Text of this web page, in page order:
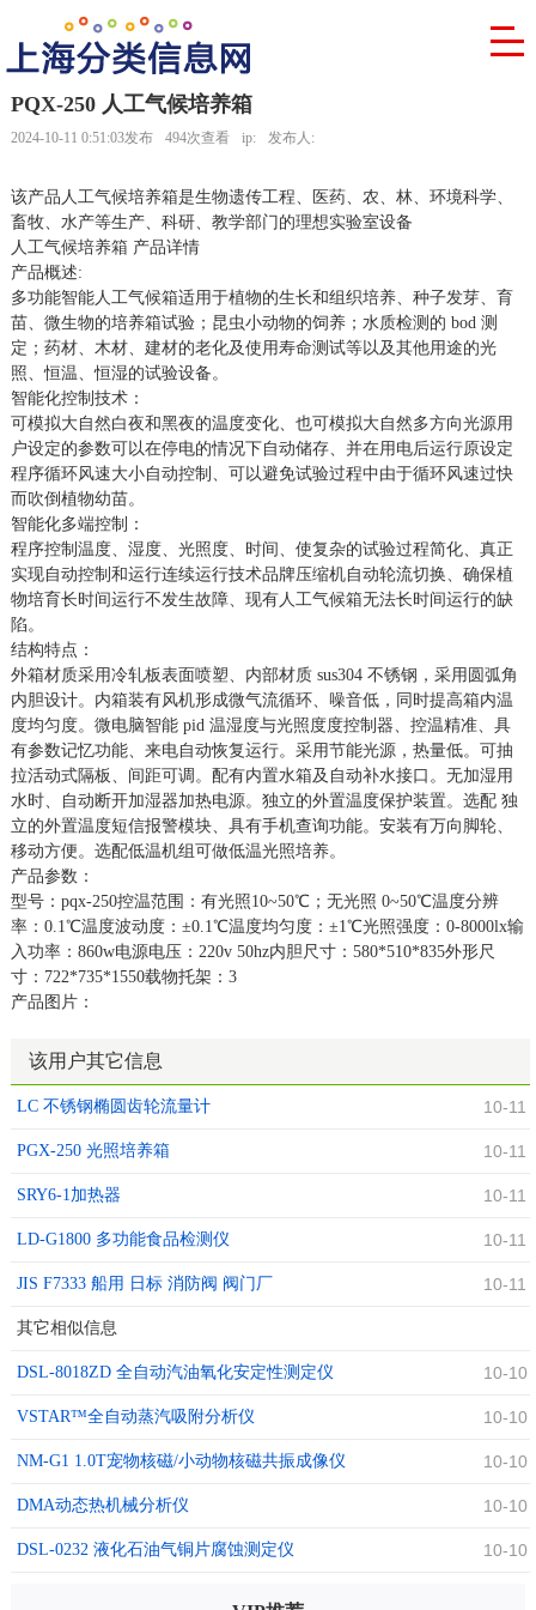
PQX-250 人工气候培养箱
2024-10-11 0:51:03发布 494次查看 ip: 发布人:
该产品人工气候培养箱是生物遗传工程、医药、农、林、环境科学、
畜牧、水产等生产、科研、教学部门的理想实验室设备
人工气候培养箱 产品详情
产品概述:
多功能智能人工气候箱适用于植物的生长和组织培养、种子发芽、育
苗、微生物的培养箱试验；昆虫小动物的饲养；水质检测的 bod 测
定；药材、木材、建材的老化及使用寿命测试等以及其他用途的光
照、恒温、恒湿的试验设备。
智能化控制技术：
可模拟大自然白夜和黑夜的温度变化、也可模拟大自然多方向光源用
户设定的参数可以在停电的情况下自动储存、并在用电后运行原设定
程序循环风速大小自动控制、可以避免试验过程中由于循环风速过快
而吹倒植物幼苗。
智能化多端控制：
程序控制温度、湿度、光照度、时间、使复杂的试验过程简化、真正
实现自动控制和运行连续运行技术品牌压缩机自动轮流切换、确保植
物培育长时间运行不发生故障、现有人工气候箱无法长时间运行的缺
陷。
结构特点：
外箱材质采用冷轧板表面喷塑、内部材质 sus304 不锈钢，采用圆弧角
内胆设计。内箱装有风机形成微气流循环、噪音低，同时提高箱内温
度均匀度。微电脑智能 pid 温湿度与光照度度控制器、控温精准、具
有参数记忆功能、来电自动恢复运行。采用节能光源，热量低。可抽
拉活动式隔板、间距可调。配有内置水箱及自动补水接口。无加湿用
水时、自动断开加湿器加热电源。独立的外置温度保护装置。选配 独
立的外置温度短信报警模块、具有手机查询功能。安装有万向脚轮、
移动方便。选配低温机组可做低温光照培养。
产品参数：
型号：pqx-250控温范围：有光照10~50℃；无光照 0~50℃温度分辨
率：0.1℃温度波动度：±0.1℃温度均匀度：±1℃光照强度：0-8000lx输
入功率：860w电源电压：220v 50hz内胆尺寸：580*510*835外形尺
寸：722*735*1550载物托架：3
产品图片：
该用户其它信息
LC 不锈钢椭圆齿轮流量计 10-11
PGX-250 光照培养箱 10-11
SRY6-1加热器 10-11
LD-G1800 多功能食品检测仪 10-11
JIS F7333 船用 日标 消防阀 阀门厂 10-11
其它相似信息
DSL-8018ZD 全自动汽油氧化安定性测定仪 10-10
VSTAR™全自动蒸汽吸附分析仪 10-10
NM-G1 1.0T宠物核磁/小动物核磁共振成像仪 10-10
DMA动态热机械分析仪 10-10
DSL-0232 液化石油气铜片腐蚀测定仪 10-10